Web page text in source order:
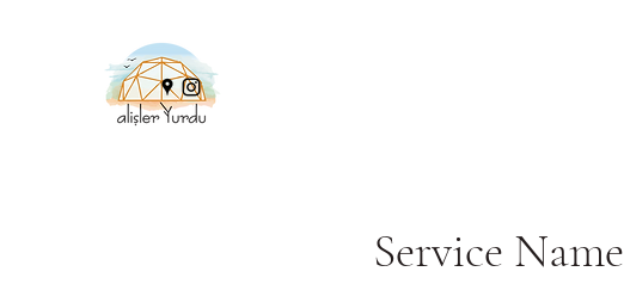
Service Name